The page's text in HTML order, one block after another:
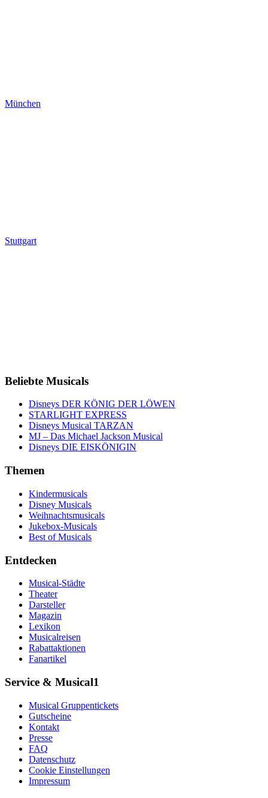
München
Stuttgart
Beliebte Musicals
Disneys DER KÖNIG DER LÖWEN
STARLIGHT EXPRESS
Disneys Musical TARZAN
MJ – Das Michael Jackson Musical
Disneys DIE EISKÖNIGIN
Themen
Kindermusicals
Disney Musicals
Weihnachtsmusicals
Jukebox-Musicals
Best of Musicals
Entdecken
Musical-Städte
Theater
Darsteller
Magazin
Lexikon
Musicalreisen
Rabattaktionen
Fanartikel
Service & Musical1
Musical Gruppentickets
Gutscheine
Kontakt
Presse
FAQ
Datenschutz
Cookie Einstellungen
Impressum